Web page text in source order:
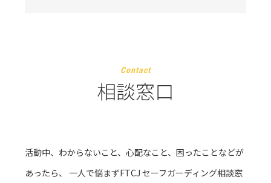
Contact
相談窓口
活動中、わからないこと、心配なこと、困ったことなどが
あったら、 一人で悩まずFTCJ セーフガーディング相談窓